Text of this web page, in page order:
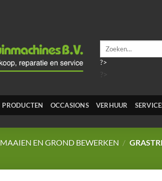
Zoeken
?>
?>
PRODUCTEN OCCASIONS VERHUUR
MAAIEN EN GROND BEWERKEN /